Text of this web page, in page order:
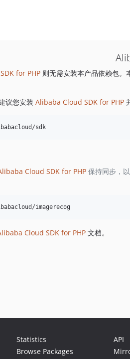
for PHP 则无需安装本产品依赖包。
议您安装 Alibaba Cloud SDK for PHP
Cloud SDK for PHP保持同步，
Cloud SDK for PHP 文档。
Statistics
Browse Packages
API